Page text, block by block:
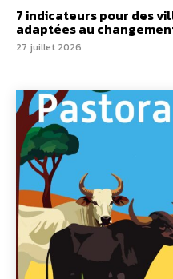
7 indicateurs pour des
adaptées au
27 juillet 2026